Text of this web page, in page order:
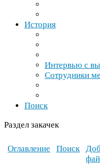
История
Интервью с
Сотрудники
Поиск
Раздел закачек
Оглавление Поиск